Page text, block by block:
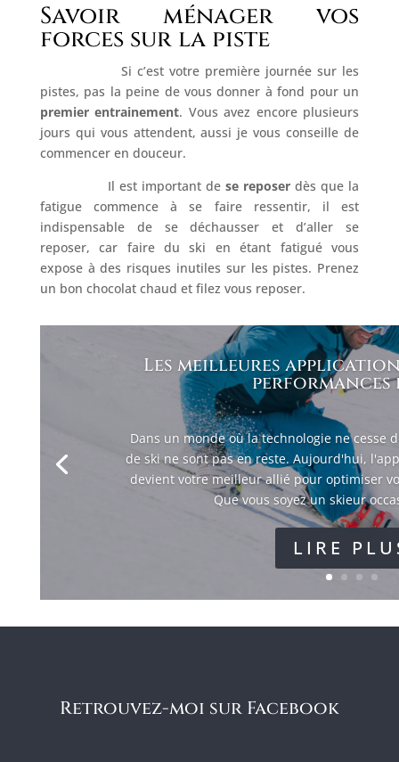
Savoir ménager vos
forces sur la piste
Si c’est votre première journée sur les
pistes, pas la peine de vous donner à fond pour un
premier entrainement. Vous avez encore plusieurs
jours qui vous attendent, aussi je vous conseille de
commencer en douceur.
Il est important de se reposer dès que la
fatigue commence à se faire ressentir, il est
indispensable de se déchausser et d’aller se
reposer, car faire du ski en étant fatigué vous
expose à des risques inutiles sur les pistes. Prenez
un bon chocolat chaud et filez vous reposer.
Les meilleures
performances
Dans un monde où la technologie ne cesse
de ski ne sont pas en reste. Aujourd'hui,
devient votre meilleur allié pour optimiser
Que vous soyez un skieur
LIRE
Retrouvez-moi sur Facebook